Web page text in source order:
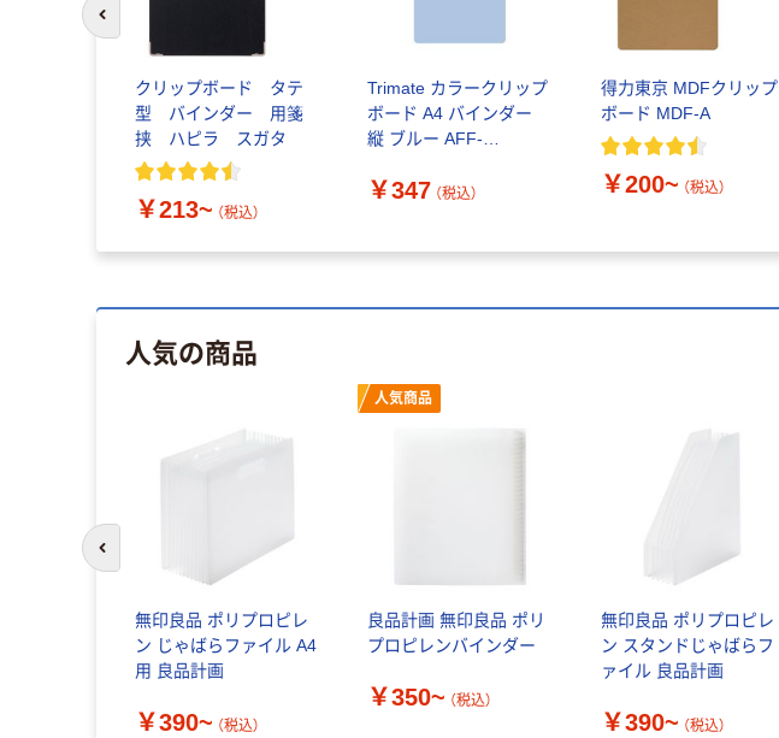
クリップボード タテ
型 バインダー 用箋
挟 ハピラ スガタ
￥213~ （税込）
Trimate カラークリップ
ボード A4 バインダー
縦 ブルー AFF-
7278-06（直送品）
￥347 （税込）
得力東京 MDFクリップ
ボード MDF-A
￥200~ （税込）
人気の商品
無印良品 ポリプロピレ
ン じゃばらファイル A4
用 良品計画
￥390~ （税込）
人気商品
良品計画 無印良品 ポリ
プロピレンバインダー
￥350~ （税込）
無印良品 ポリプロピレ
ン スタンドじゃばらフ
ァイル 良品計画
￥390~ （税込）
前のスライドへ